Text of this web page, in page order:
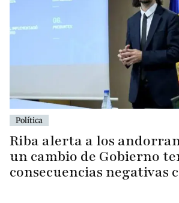
Política
Riba alerta a los
un cambio de Gobierno
consecuencias negativas